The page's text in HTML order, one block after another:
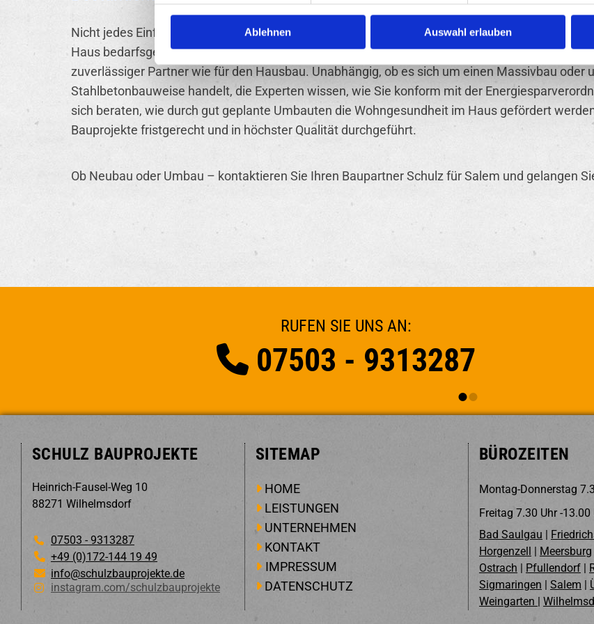
Ablehnen Auswahl erlauben
Nicht jedes Einfamilienhaus muss erst gebaut werden. Vielleicht haben Sie ein schönes
Haus bedarfsgerecht umbauen, vielleicht einen Anbau vornehmen lassen? Bei Ihrem Umbau
zuverlässiger Partner wie für den Hausbau. Unabhängig, ob es sich um einen Massivbau oder
Stahlbetonbauweise handelt, die Experten wissen, wie Sie konform mit der
sich beraten, wie durch gut geplante Umbauten die Wohngesundheit im Haus gefördert
Bauprojekte fristgerecht und in höchster Qualität durchgeführt.
Ob Neubau oder Umbau – kontaktieren Sie Ihren Baupartner Schulz für Salem und gelangen
SENDEN SIE UNS EINE NACHRICHT:

SCHULZ BAUPROJEKTE
Heinrich-Fausel-Weg 10
88271 Wilhelmsdorf
 07503 - 9313287
 +49 (0)172-144 19 49
 info@schulzbauprojekte.de
 instagram.com/schulzbauprojekte
SITEMAP
 HOME
 LEISTUNGEN
 UNTERNEHMEN
 KONTAKT
 IMPRESSUM
 DATENSCHUTZ
BÜROZEITEN
Mon­tag-Don­ners­tag
Frei­tag 7.30 Uhr -13.00
Bad Saulgau |
Horgenzell | Meersburg
Ostrach | Pfullendorf |
Sigmaringen | Salem |
Weingarten |